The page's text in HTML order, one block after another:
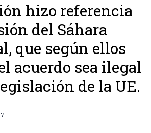
hizo referencia
del Sáhara
que según ellos
acuerdo sea ilegal
de la UE.